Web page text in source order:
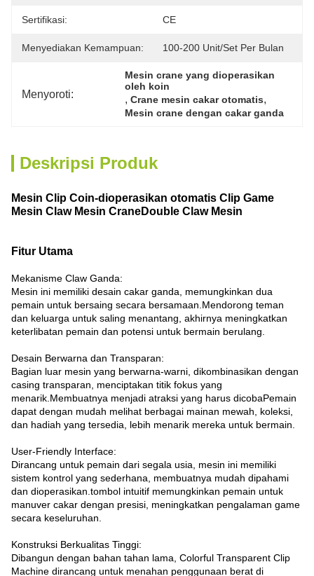
Sertifikasi: CE
Menyediakan Kemampuan: 100-200 Unit/set Per Bulan
Menyoroti:
Mesin crane yang dioperasikan
oleh koin
, Crane mesin cakar otomatis,
Mesin crane dengan cakar ganda
Deskripsi Produk
Mesin Clip Coin-dioperasikan otomatis Clip Game
Mesin Claw Mesin CraneDouble Claw Mesin
Fitur Utama
Mekanisme Claw Ganda:
Mesin ini memiliki desain cakar ganda, memungkinkan dua
pemain untuk bersaing secara bersamaan.Mendorong teman
dan keluarga untuk saling menantang, akhirnya meningkatkan
keterlibatan pemain dan potensi untuk bermain berulang.
Desain Berwarna dan Transparan:
Bagian luar mesin yang berwarna-warni, dikombinasikan dengan
casing transparan, menciptakan titik fokus yang
menarik.Membuatnya menjadi atraksi yang harus dicobaPemain
dapat dengan mudah melihat berbagai mainan mewah, koleksi,
dan hadiah yang tersedia, lebih menarik mereka untuk bermain.
User-Friendly Interface:
Dirancang untuk pemain dari segala usia, mesin ini memiliki
sistem kontrol yang sederhana, membuatnya mudah dipahami
dan dioperasikan.tombol intuitif memungkinkan pemain untuk
manuver cakar dengan presisi, meningkatkan pengalaman game
secara keseluruhan.
Konstruksi Berkualitas Tinggi:
Dibangun dengan bahan tahan lama, Colorful Transparent Clip
Machine dirancang untuk menahan penggunaan berat di